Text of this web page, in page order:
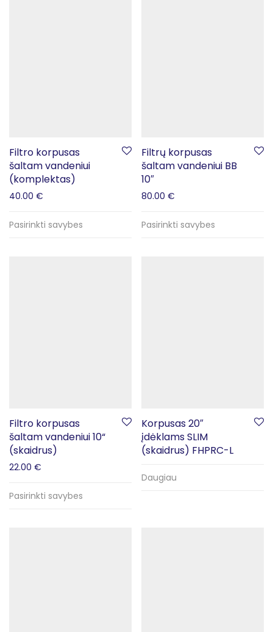
Filtro korpusas
šaltam vandeniui
(komplektas)
40.00 €
Pasirinkti savybes
Filtrų korpusas
šaltam vandeniui BB
10″
80.00 €
Pasirinkti savybes
Filtro korpusas
šaltam vandeniui 10“
(skaidrus)
22.00 €
Pasirinkti savybes
Korpusas 20″
įdėklams SLIM
(skaidrus) FHPRC-L
Daugiau